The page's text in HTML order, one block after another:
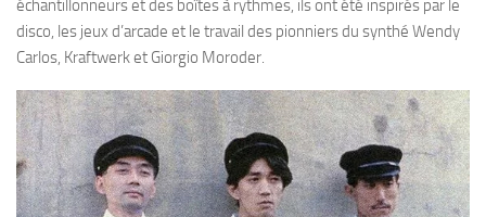
échantillonneurs et des boîtes à rythmes, ils ont été inspirés par le
disco, les jeux d’arcade et le travail des pionniers du synthé Wendy
Carlos, Kraftwerk et Giorgio Moroder.